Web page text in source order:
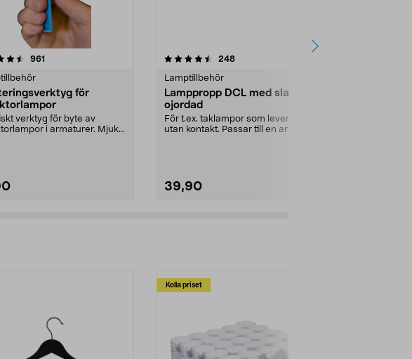
961
för
verktyg för byte av
i armaturer. Mjuk
4.5 av 5 stjärnor 248recensioner
Lamptillbehör
Lamppropp DCL med sladd,
ojordad
För t.ex. taklampor som levereras
utan kontakt. Passar till en armatur
39,90
4.0 av 5 stjärnor
Kolla priset